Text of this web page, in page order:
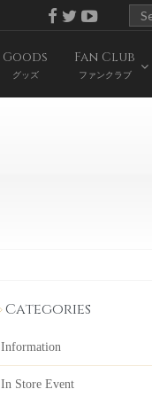
Goods
グッズ
Fan Club
ファンクラブ
Categories
Information
In Store Event